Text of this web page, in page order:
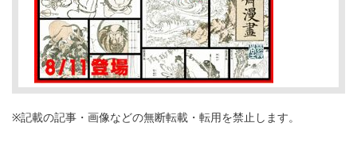
※記載の記事・画像などの無断転載・転用を禁止します。